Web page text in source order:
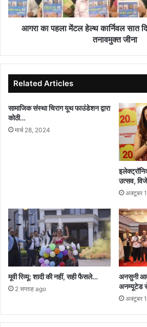
दिन
में
एक्सपर्टआगरा का पहला मेंटल हेल्थ कार्निवल सात
तनावमुक्त जीना
Related Articles
सामाजिक संस्था चिराग यूथ फाउंडेशन द्वारा
कोठी…
मार्च 28, 2024
उत्सव,
अक्टूबर
मूवी रिव्यू: शादी की नहीं, सही फैसले…
2 सप्ताह ago
अनसुनी
अनम्यूटेड
अक्टूबर